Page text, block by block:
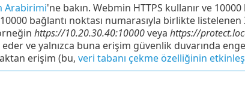
Arabirimi'ne bakın. Webmin HTTPS kullanır ve
bağlantı noktası numarasıyla birlikte
https://10.20.30.40:10000veya https://
eder ve yalnızca buna erişim güvenlik duvarında
erişim (bu, veri tabanı çekme özelliğinin